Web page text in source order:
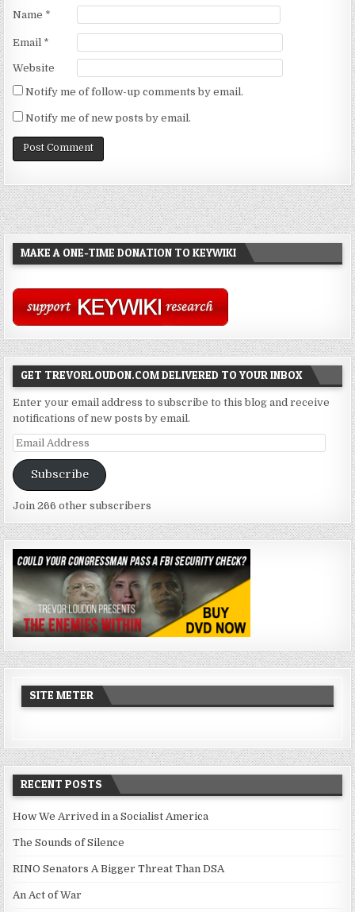
Name *
Email *
Website
Notify me of follow-up comments by email.
Notify me of new posts by email.
MAKE A ONE-TIME DONATION TO KEYWIKI
GET TREVORLOUDON.COM DELIVERED TO YOUR INBOX
Enter your email address to subscribe to this blog and receive
notifications of new posts by email.
Email
Address
Subscribe
Join 266 other subscribers
SITE METER
RECENT POSTS
How We Arrived in a Socialist America
The Sounds of Silence
RINO Senators A Bigger Threat Than DSA
An Act of War